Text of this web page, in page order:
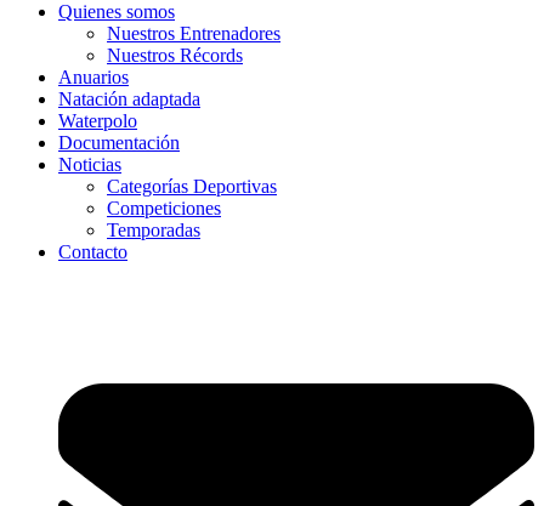
Quienes somos
Nuestros Entrenadores
Nuestros Récords
Anuarios
Natación adaptada
Waterpolo
Documentación
Noticias
Categorías Deportivas
Competiciones
Temporadas
Contacto